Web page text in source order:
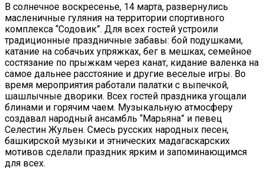
В солнечное воскресенье, 14 марта, развернулись
масленичные гуляния на территории спортивного
комплекса “Содовик”. Для всех гостей устроили
традиционные праздничные забавы: бой подушками,
катание на собачьих упряжках, бег в мешках, семейное
состязание по прыжкам через канат, кидание валенка на
самое дальнее расстояние и другие веселые игры. Во
время мероприятия работали палатки с выпечкой,
шашлычные дворики. Всех гостей праздника угощали
блинами и горячим чаем. Музыкальную атмосферу
создавал народный ансамбль “Марьяна” и певец
Селестин Жульен. Смесь русских народных песен,
башкирской музыки и этнических мадагаскарских
мотивов сделали праздник ярким и запоминающимся
для всех.